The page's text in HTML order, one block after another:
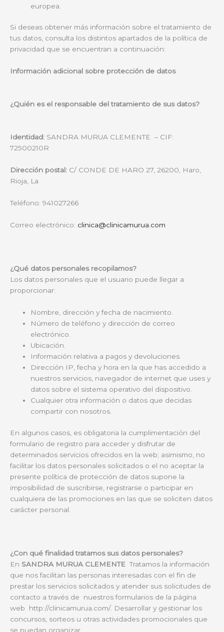
europea.
Si deseas obtener más información sobre el tratamiento de
tus datos, consulta los distintos apartados de la política de
privacidad que se encuentran a continuación:
Información adicional sobre protección de datos
¿Quién es el responsable del tratamiento de sus datos?
Identidad: SANDRA MURUA CLEMENTE – CIF:
72500210R
Dirección postal: C/ CONDE DE HARO 27, 26200, Haro,
Rioja, La
Teléfono: 941027266
Correo electrónico: clinica@clinicamurua.com
¿Qué datos personales recopilamos?
Los datos personales que el usuario puede llegar a
proporcionar:
Nombre, dirección y fecha de nacimiento.
Número de teléfono y dirección de correo
electrónico.
Ubicación.
Información relativa a pagos y devoluciones.
Dirección IP, fecha y hora en la que has accedido a
nuestros servicios, navegador de internet que uses y
datos sobre el sistema operativo del dispositivo.
Cualquier otra información o datos que decidas
compartir con nosotros.
En algunos casos, es obligatoria la cumplimentación del
formulario de registro para acceder y disfrutar de
determinados servicios ofrecidos en la web; asimismo, no
facilitar los datos personales solicitados o el no aceptar la
presente política de protección de datos supone la
imposibilidad de suscribirse, registrarse o participar en
cualquiera de las promociones en las que se soliciten datos
carácter personal.
¿Con qué finalidad tratamos sus datos personales?
En SANDRA MURUA CLEMENTE Tratamos la información
que nos facilitan las personas interesadas con el fin de
prestar los servicios solicitados y atender sus solicitudes de
contacto a través de nuestros formularios de la página
web http://clinicamurua.com/. Desarrollar y gestionar los
concursos, sorteos u otras actividades promocionales que
se puedan organizar.